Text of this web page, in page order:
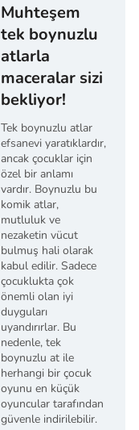
Muhteşem
tek boynuzlu
atlarla
maceralar sizi
bekliyor!
Tek boynuzlu atlar
efsanevi yaratıklardır,
ancak çocuklar için
özel bir anlamı
vardır. Boynuzlu bu
komik atlar,
mutluluk ve
nezaketin vücut
bulmuş hali olarak
kabul edilir. Sadece
çocuklukta çok
önemli olan iyi
duyguları
uyandırırlar. Bu
nedenle, tek
boynuzlu at ile
herhangi bir çocuk
oyunu en küçük
oyuncular tarafından
güvenle indirilebilir.